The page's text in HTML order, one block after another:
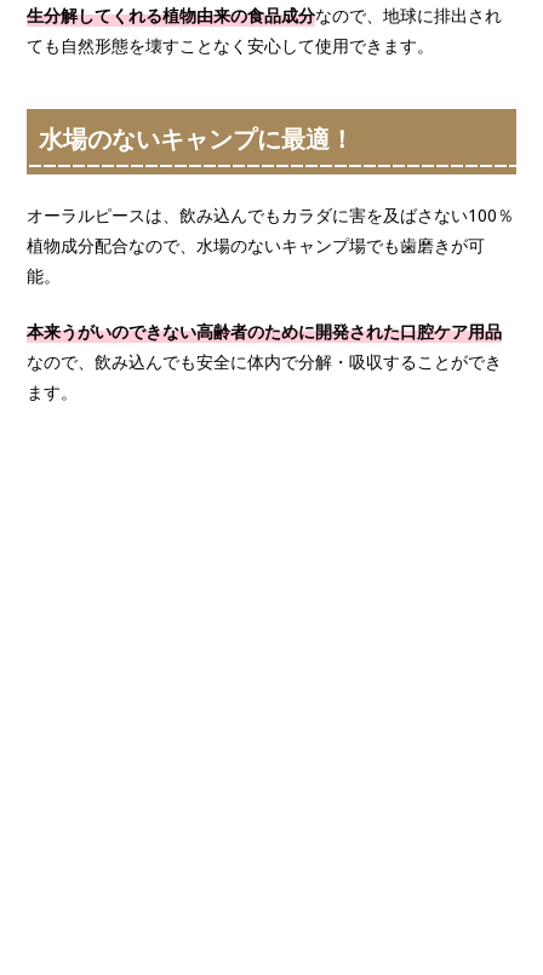
生分解してくれる植物由来の食品成分なので、地球に排出され
ても自然形態を壊すことなく安心して使用できます。
水場のないキャンプに最適！
オーラルピースは、飲み込んでもカラダに害を及ばさない100％
植物成分配合なので、水場のないキャンプ場でも歯磨きが可
能。
本来うがいのできない高齢者のために開発された口腔ケア用品
なので、飲み込んでも安全に体内で分解・吸収することができ
ます。